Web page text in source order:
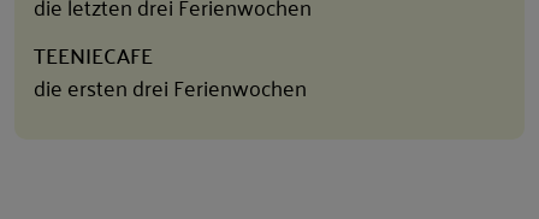
TEENIECAFE
die ersten drei Ferienwochen